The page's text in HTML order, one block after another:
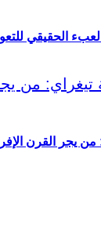
الحقيقي
من يجر القرن